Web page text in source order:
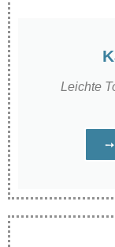
Leichte
➙